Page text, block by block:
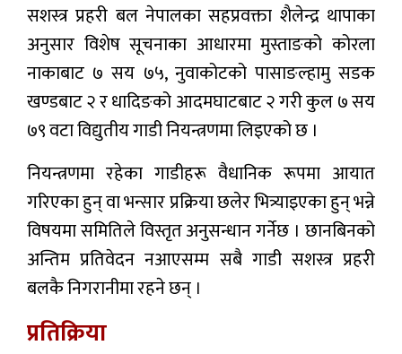
स्वास्थ्य
जापान
English
सशस्त्र प्रहरी बल नेपालका सहप्रवक्ता शैलेन्द्र थापाका
अनुसार विशेष सूचनाका आधारमा मुस्ताङको कोरला
नाकाबाट ७ सय ७५, नुवाकोटको पासाङल्हामु सडक
खण्डबाट २ र धादिङको आदमघाटबाट २ गरी कुल ७ सय
७९ वटा विद्युतीय गाडी नियन्त्रणमा लिइएको छ ।
नियन्त्रणमा रहेका गाडीहरू वैधानिक रूपमा आयात
गरिएका हुन् वा भन्सार प्रक्रिया छलेर भित्र्याइएका हुन् भन्ने
विषयमा समितिले विस्तृत अनुसन्धान गर्नेछ । छानबिनको
अन्तिम प्रतिवेदन नआएसम्म सबै गाडी सशस्त्र प्रहरी
बलकै निगरानीमा रहने छन् ।
प्रतिक्रिया